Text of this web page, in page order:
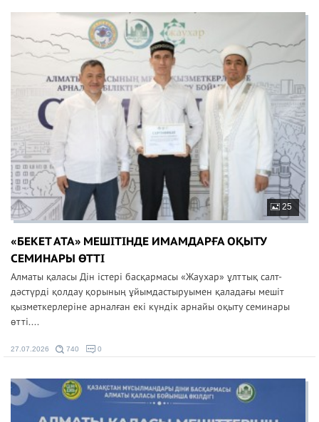
25
«БЕКЕТ АТА» МЕШІТІНДЕ ИМАМДАРҒА ОҚЫТУ
СЕМИНАРЫ ӨТТІ
Алматы қаласы Дін істері басқармасы «Жаухар» ұлттық салт-
дәстүрді қолдау қорының ұйымдастыруымен қаладағы мешіт
қызметкерлеріне арналған екі күндік арнайы оқыту семинары
өтті....
27.07.2026 740 0